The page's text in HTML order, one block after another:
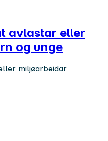
avlastar eller
og unge
miljøarbeidar